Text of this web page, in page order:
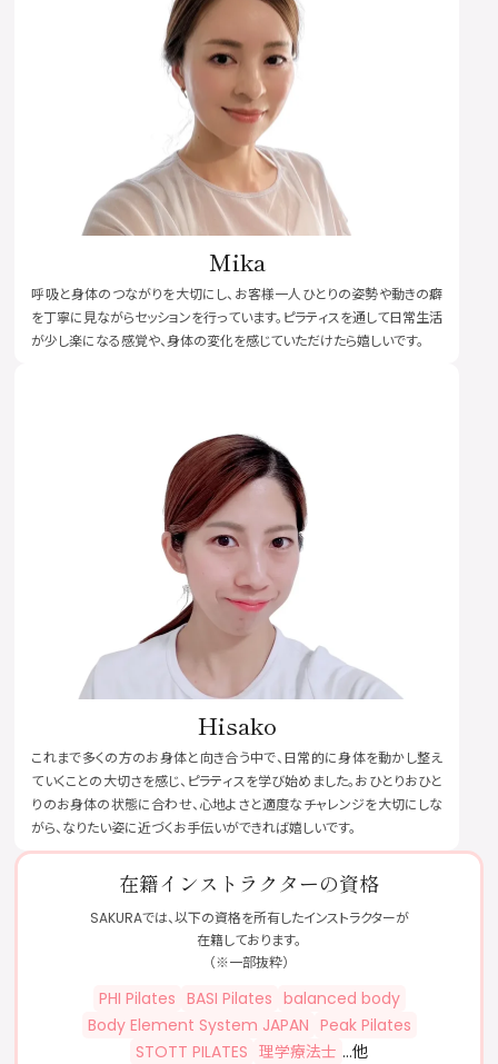
Mika
呼吸と身体のつながりを大切にし、お客様一人ひとりの姿勢や動きの癖
を丁寧に見ながらセッションを行っています。ピラティスを通して日常生活
が少し楽になる感覚や、身体の変化を感じていただけたら嬉しいです。
Hisako
これまで多くの方のお身体と向き合う中で、日常的に身体を動かし整え
ていくことの大切さを感じ、ピラティスを学び始めました。おひとりおひと
りのお身体の状態に合わせ、心地よさと適度なチャレンジを大切にしな
がら、なりたい姿に近づくお手伝いができれば嬉しいです。
在籍インストラクターの資格
SAKURAでは、以下の資格を所有したインストラクターが
在籍しております。
（※一部抜粋）
PHI Pilates BASI Pilates balanced body
Body Element System JAPAN Peak Pilates
STOTT PILATES 理学療法士 …他